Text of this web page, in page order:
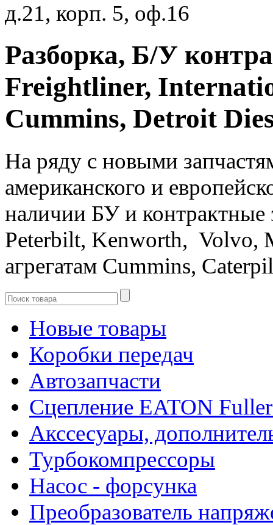
д.21, корп. 5, оф.16
Разборка, Б/У
Freightliner,
Cummins, Detroit
На ряду с новыми
американского и
наличии БУ и
Peterbilt, Kenworth, Volvo,
агрегатам Cummins,
Новые товары
Коробки передач
Автозапчасти
Сцепление EATON
Акссесуары,
Турбокомпрессоры
Насос - форсунка
Преобразователь